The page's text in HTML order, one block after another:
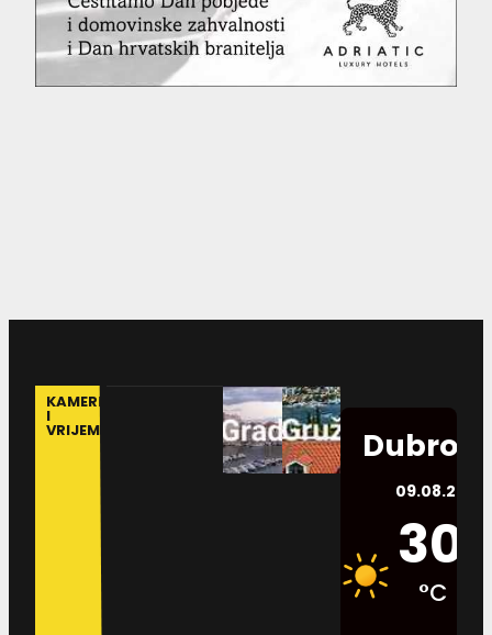
KAMERE
I
VRIJEME
09.08.2026.
30
°C